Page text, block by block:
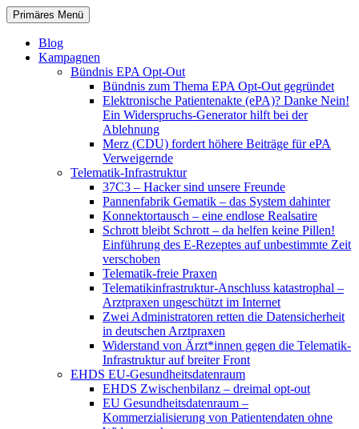
Zum
Inhalt
springen
patientenrechte-datenschutz.de
Suchen
Primäres Menü
Blog
Kampagnen
Bündnis EPA Opt-Out
Bündnis zum Thema EPA Opt-Out gegründet
Elektronische Patientenakte (ePA)? Danke Nein!
Ein Widerspruchs-Generator hilft bei der
Ablehnung
Merz (CDU) fordert höhere Beiträge für ePA
Verweigernde
Telematik-Infrastruktur
37C3 – Hacker sind unsere Freunde
Pannenfabrik Gematik – das System dahinter
Konnektortausch – eine endlose Realsatire
Schrott bleibt Schrott – da helfen keine Pillen!
Einführung des E-Rezeptes auf unbestimmte Zeit
verschoben
Telematik-freie Praxen
Telematikinfrastruktur-Anschluss katastrophal –
Arztpraxen ungeschützt im Internet
Zwei Administratoren retten die Datensicherheit
in deutschen Arztpraxen
Widerstand von Ärzt*innen gegen die Telematik-
Infrastruktur auf breiter Front
EHDS EU-Gesundheitsdatenraum
EHDS Zwischenbilanz – dreimal opt-out
EU Gesundheitsdatenraum –
Kommerzialisierung von Patientendaten ohne